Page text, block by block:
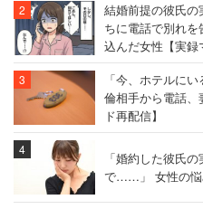
結婚前提の彼氏の
ちに電話で別れ
込んだ女性【実録
「今、ホテルに
倫相手から電話
ド再配信】
「婚約した彼氏
で……」 女性の悩